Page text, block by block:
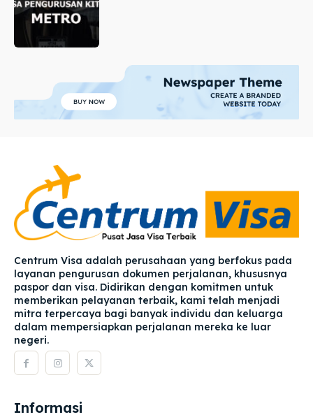
Centrum Visa adalah perusahaan yang berfokus pada
layanan pengurusan dokumen perjalanan, khususnya
paspor dan visa. Didirikan dengan komitmen untuk
memberikan pelayanan terbaik, kami telah menjadi
mitra terpercaya bagi banyak individu dan keluarga
dalam mempersiapkan perjalanan mereka ke luar
negeri.
Informasi